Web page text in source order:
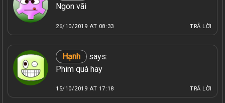
Ngon vãi
26/10/2019 AT 08:33 TRẢ LỜI
Hạnh
says:
Phim quá hay
15/10/2019 AT 17:18 TRẢ LỜI